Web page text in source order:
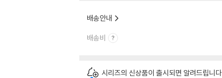
배송안내
배송비
시리즈의 신상품이 출시되면 알려드립니